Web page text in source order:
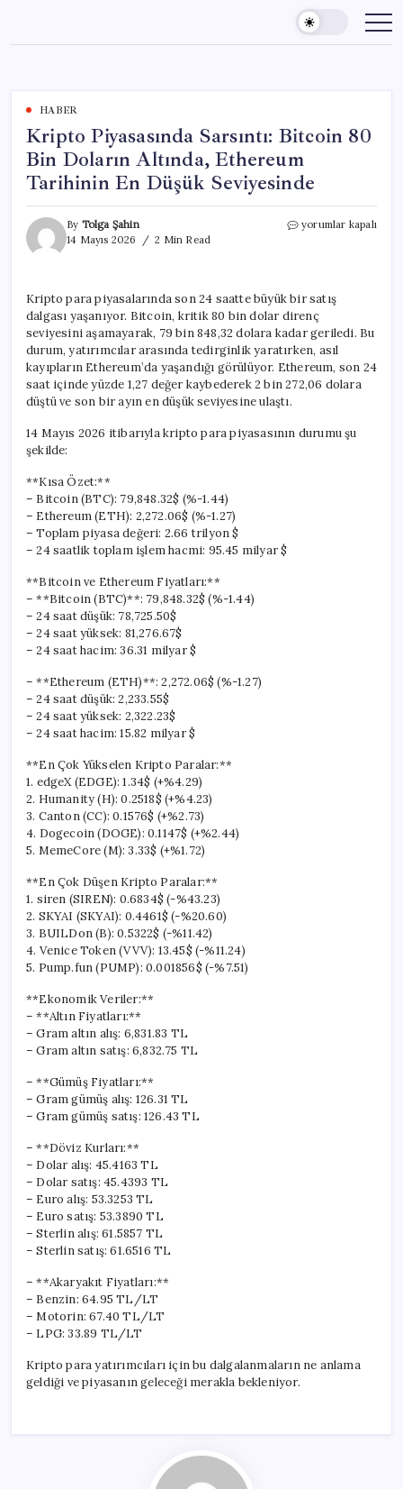
content
HABER
Kripto Piyasasında Sarsıntı: Bitcoin 80
Bin Doların Altında, Ethereum
Tarihinin En Düşük Seviyesinde
By Tolga Şahin
14 Mayıs 2026
2 Min Read
Kripto
Bin
Doların
Altında,
Ethereum
Düşük
yorumlar kapalı
Kripto para piyasalarında son 24 saatte büyük bir satış
dalgası yaşanıyor. Bitcoin, kritik 80 bin dolar direnç
seviyesini aşamayarak, 79 bin 848,32 dolara kadar geriledi. Bu
durum, yatırımcılar arasında tedirginlik yaratırken, asıl
kayıpların Ethereum’da yaşandığı görülüyor. Ethereum, son 24
saat içinde yüzde 1,27 değer kaybederek 2 bin 272,06 dolara
düştü ve son bir ayın en düşük seviyesine ulaştı.
14 Mayıs 2026 itibarıyla kripto para piyasasının durumu şu
şekilde:
**Kısa Özet:**
– Bitcoin (BTC): 79,848.32$ (%-1.44)
– Ethereum (ETH): 2,272.06$ (%-1.27)
– Toplam piyasa değeri: 2.66 trilyon $
– 24 saatlik toplam işlem hacmi: 95.45 milyar $
**Bitcoin ve Ethereum Fiyatları:**
– **Bitcoin (BTC)**: 79,848.32$ (%-1.44)
– 24 saat düşük: 78,725.50$
– 24 saat yüksek: 81,276.67$
– 24 saat hacim: 36.31 milyar $
– **Ethereum (ETH)**: 2,272.06$ (%-1.27)
– 24 saat düşük: 2,233.55$
– 24 saat yüksek: 2,322.23$
– 24 saat hacim: 15.82 milyar $
**En Çok Yükselen Kripto Paralar:**
1. edgeX (EDGE): 1.34$ (+%4.29)
2. Humanity (H): 0.2518$ (+%4.23)
3. Canton (CC): 0.1576$ (+%2.73)
4. Dogecoin (DOGE): 0.1147$ (+%2.44)
5. MemeCore (M): 3.33$ (+%1.72)
**En Çok Düşen Kripto Paralar:**
1. siren (SIREN): 0.6834$ (-%43.23)
2. SKYAI (SKYAI): 0.4461$ (-%20.60)
3. BUILDon (B): 0.5322$ (-%11.42)
4. Venice Token (VVV): 13.45$ (-%11.24)
5. Pump.fun (PUMP): 0.001856$ (-%7.51)
**Ekonomik Veriler:**
– **Altın Fiyatları:**
– Gram altın alış: 6,831.83 TL
– Gram altın satış: 6,832.75 TL
– **Gümüş Fiyatları:**
– Gram gümüş alış: 126.31 TL
– Gram gümüş satış: 126.43 TL
– **Döviz Kurları:**
– Dolar alış: 45.4163 TL
– Dolar satış: 45.4393 TL
– Euro alış: 53.3253 TL
– Euro satış: 53.3890 TL
– Sterlin alış: 61.5857 TL
– Sterlin satış: 61.6516 TL
– **Akaryakıt Fiyatları:**
– Benzin: 64.95 TL/LT
– Motorin: 67.40 TL/LT
– LPG: 33.89 TL/LT
Kripto para yatırımcıları için bu dalgalanmaların ne anlama
geldiği ve piyasanın geleceği merakla bekleniyor.